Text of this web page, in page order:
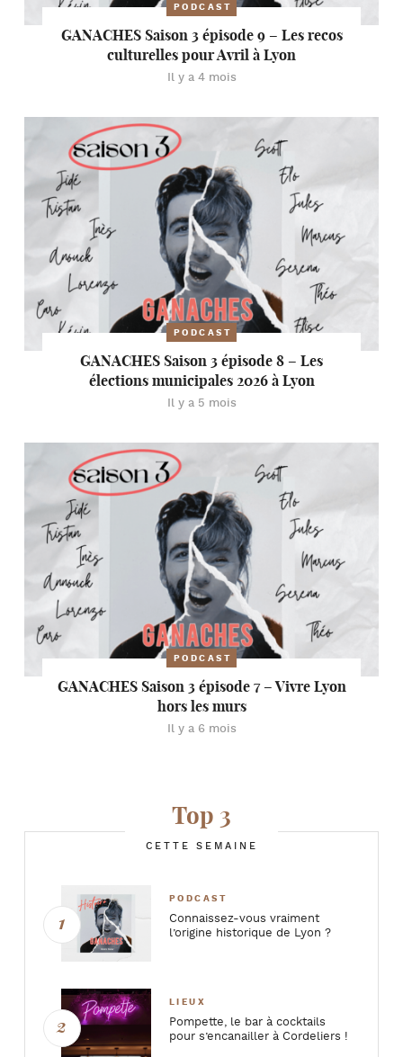
PODCAST
GANACHES Saison 3 épisode 9 – Les recos
culturelles pour Avril à Lyon
Il y a 4 mois
PODCAST
GANACHES Saison 3 épisode 8 – Les
élections municipales 2026 à Lyon
Il y a 5 mois
PODCAST
GANACHES Saison 3 épisode 7 – Vivre Lyon
hors les murs
Il y a 6 mois
Top 3
CETTE SEMAINE
PODCAST
Connaissez-vous vraiment
l’origine historique de Lyon ?
LIEUX
Pompette, le bar à cocktails
pour s’encanailler à Cordeliers !